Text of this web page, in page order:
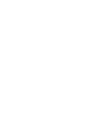
«я», делают чувства
а сдачей экзамена по
Возвращаясь к
даже в новостных
с агрессией, ревность — с
или ужас
упаковке. В ней нет
все же легче придумать
который страшно
планы и страхи — кто
чтобы никто не
одному после
героев и героинь,
любимым
сравнение с соседями.